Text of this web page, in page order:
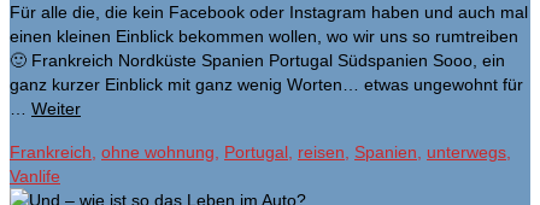
Für alle die, die kein Facebook oder Instagram haben und auch mal
einen kleinen Einblick bekommen wollen, wo wir uns so rumtreiben
🙂 Frankreich Nordküste Spanien Portugal Südspanien Sooo, ein
ganz kurzer Einblick mit ganz wenig Worten… etwas ungewohnt für
Weiter
Frankreich ohne wohnung Portugal reisen Spanien unterwegs
Vanlife